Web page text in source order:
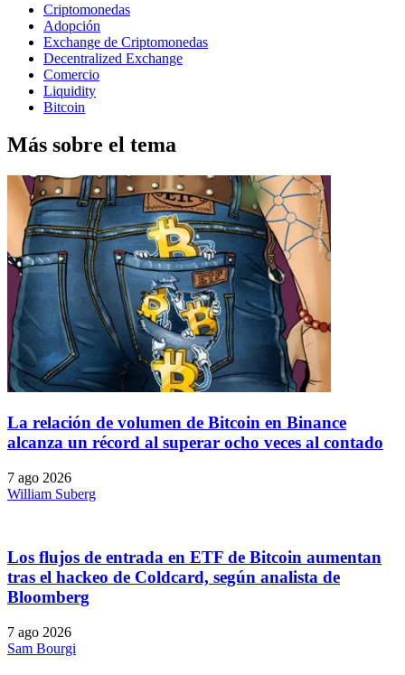
Criptomonedas
Adopción
Exchange de Criptomonedas
Decentralized Exchange
Comercio
Liquidity
Bitcoin
Más sobre el tema
La relación de volumen de Bitcoin en Binance
alcanza un récord al superar ocho veces al contado
7 ago 2026
William Suberg
Los flujos de entrada en ETF de Bitcoin aumentan
tras el hackeo de Coldcard, según analista de
Bloomberg
7 ago 2026
Sam Bourgi